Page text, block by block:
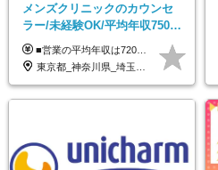
メンズクリニックのカウンセ
ラー/未経験OK/平均年収750万
円/4人に1人が年収1000万円超
え/成約率90％
■営業の平均年収は720万円！ ■4人に1人が年収1000万円超え 月給27万円～100万円+インセンティブ(平均月20～40万円程) ＜インセンティブ制度について＞ 当社では創業以来、頑張ったらその分稼げる環境づくりに注力。カウンセラー部署では、個人の成約金額・チームの成果・事業部の売上利益を掛け合わせる新しいインセンティブ制度を導入しました。あなたの頑張り次第で毎月高インセンティブが実現できる体制です！ ※上記金額には固定残業代（35,500円以上～・30時間分）が含まれます。時間超過分は追加支給します。 ※試用期間3か月あり。研修期間3か月中は、月給25万円～30万円になります。(固定残業代：35,500円～・23h分を含む) ※インセンティブの一部は、研修期間中から支給されます。その他待遇の差異はありません。
東京都_神奈川県_埼玉県_千葉県_大阪府_愛知県_北海道_宮城県_栃木県_群馬県_静岡県_兵庫県_京都府_岡山県_熊本県